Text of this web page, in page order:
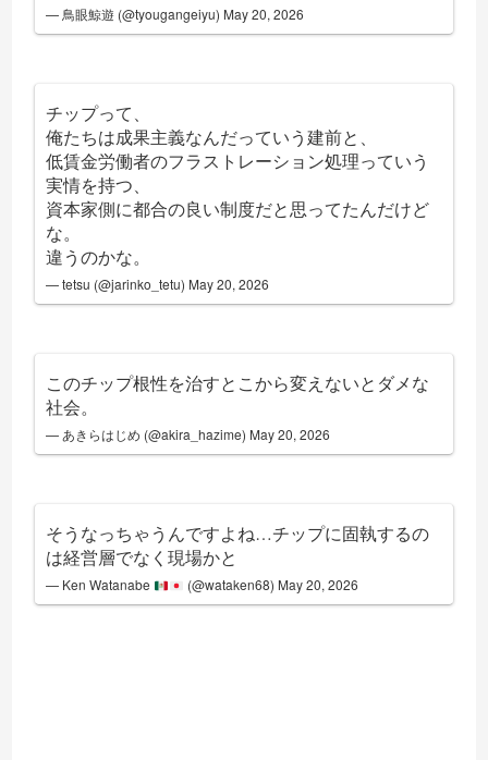
— 鳥眼鯨遊 (@tyougangeiyu) May 20, 2026
チップって、
俺たちは成果主義なんだっていう建前と、
低賃金労働者のフラストレーション処理っていう
実情を持つ、
資本家側に都合の良い制度だと思ってたんだけど
な。
違うのかな。
— tetsu (@jarinko_tetu) May 20, 2026
このチップ根性を治すとこから変えないとダメな
社会。
— あきらはじめ (@akira_hazime) May 20, 2026
そうなっちゃうんですよね…チップに固執するの
は経営層でなく現場かと
— Ken Watanabe (@wataken68) May 20, 2026